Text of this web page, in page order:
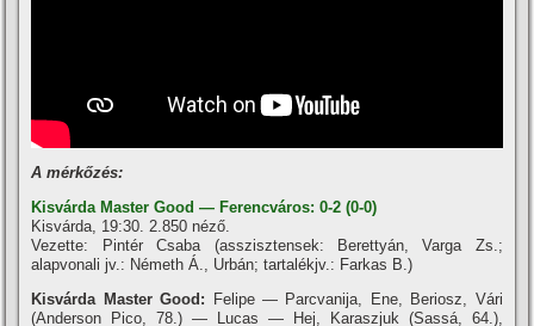
A mérkőzés:
Kisvárda Master Good — Ferencváros: 0-2 (0-0)
Kisvárda, 19:30. 2.850 néző.
Vezette: Pintér Csaba (asszisztensek: Berettyán, Varga Zs.;
alapvonali jv.: Németh Á., Urbán; tartalékjv.: Farkas B.)
Kisvárda Master Good:
Felipe — Parcvanija, Ene, Beriosz, Vári
(Anderson Pico, 78.) — Lucas — Hej, Karaszjuk (Sassá, 64.),